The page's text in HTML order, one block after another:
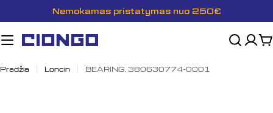
prie
turinio
Nemokamas pristatymas nuo 250€
Pradžia Loncin BEARING, 380630774-0001